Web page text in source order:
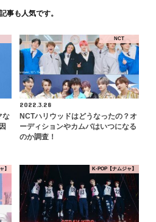
事も人気です。
な
NCT
2022.3.28
NCTハリウッドはどうなったの？オ
ーディションやカムバはいつになる
のか調査！
】 K-POP【ナムジャ】